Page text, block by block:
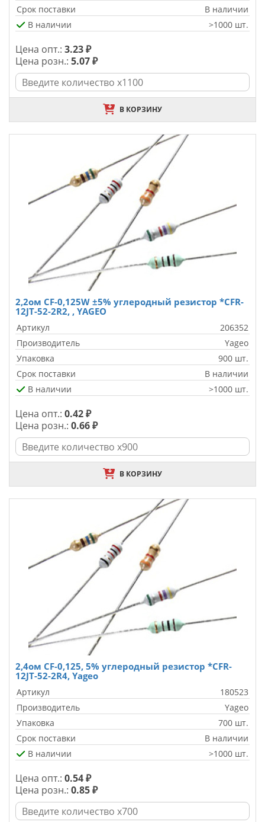
Срок поставки
В наличии
В наличии
>1000 шт.
Цена опт.: 3.23 ₽
Цена розн.: 5.07 ₽
В КОРЗИНУ
2,2ом CF-0,125W ±5% углеродный резистор *CFR-
12JT-52-2R2, , YAGEO
Артикул
206352
Производитель
Yageo
Упаковка
900 шт.
Срок поставки
В наличии
В наличии
>1000 шт.
Цена опт.: 0.42 ₽
Цена розн.: 0.66 ₽
В КОРЗИНУ
2,4ом CF-0,125, 5% углеродный резистор *CFR-
12JT-52-2R4, Yageo
Артикул
180523
Производитель
Yageo
Упаковка
700 шт.
Срок поставки
В наличии
В наличии
>1000 шт.
Цена опт.: 0.54 ₽
Цена розн.: 0.85 ₽